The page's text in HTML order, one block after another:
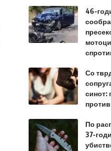
46-
Со
синот:
против
По
37-